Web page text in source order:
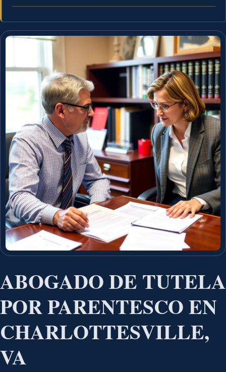
ABOGADO DE TUTELA
POR PARENTESCO EN
CHARLOTTESVILLE,
VA